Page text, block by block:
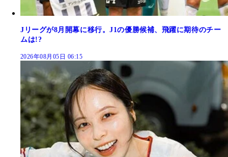
Jリーグが8月開幕に移行。J1の優勝候補、飛躍に期待のチー
ムは!?
2026年08月05日 06:15